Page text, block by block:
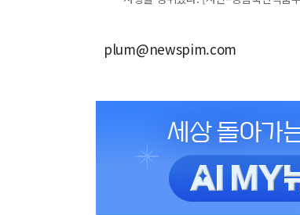
plum@newspim.com